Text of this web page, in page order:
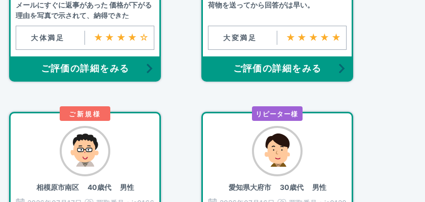
メールにすぐに返事があった 価格が下がる
理由を写真で示されて、納得できた
大体満足 ★★★★☆
ご評価の詳細をみる
荷物を送ってから回答がは早い。
大変満足 ★★★★★
ご評価の詳細をみる
ご新規様
相模原市南区40歳代 男性
リピーター様
愛知県大府市30歳代 男性